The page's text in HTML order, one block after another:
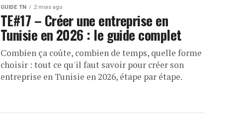
GUIDE TN 2 mois ago
TE#17 – Créer une entreprise en
Tunisie en 2026 : le guide complet
Combien ça coûte, combien de temps, quelle forme
choisir : tout ce qu'il faut savoir pour créer son
entreprise en Tunisie en 2026, étape par étape.